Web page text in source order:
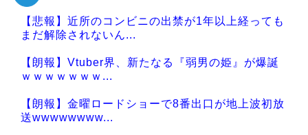
Powered by livedoor 相互RSS
【悲報】近所のコンビニの出禁が1年以上経っても
まだ解除されないん...
【朗報】Vtuber界、新たなる『弱男の姫』が爆誕
ｗｗｗｗｗｗｗ...
【朗報】金曜ロードショーで8番出口が地上波初放
送wwwwwwww...